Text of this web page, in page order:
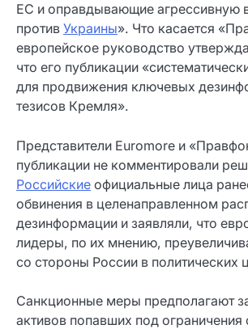
ЕС и оправдывающие агрессивную
против Украины». Что касается
европейское руководство
что его публикации
для продвижения ключевых
тезисов Кремля».
Представители Euromore и
публикации не комментировали
Российские официальные лица
обвинения в целенаправленном
дезинформации и заявляли, что
лидеры, по их мнению,
со стороны России в политических
Санкционные меры предполагают
активов попавших под ограничения